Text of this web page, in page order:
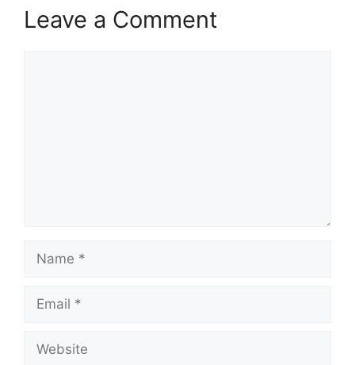
Leave a Comment
Name
Email
Website